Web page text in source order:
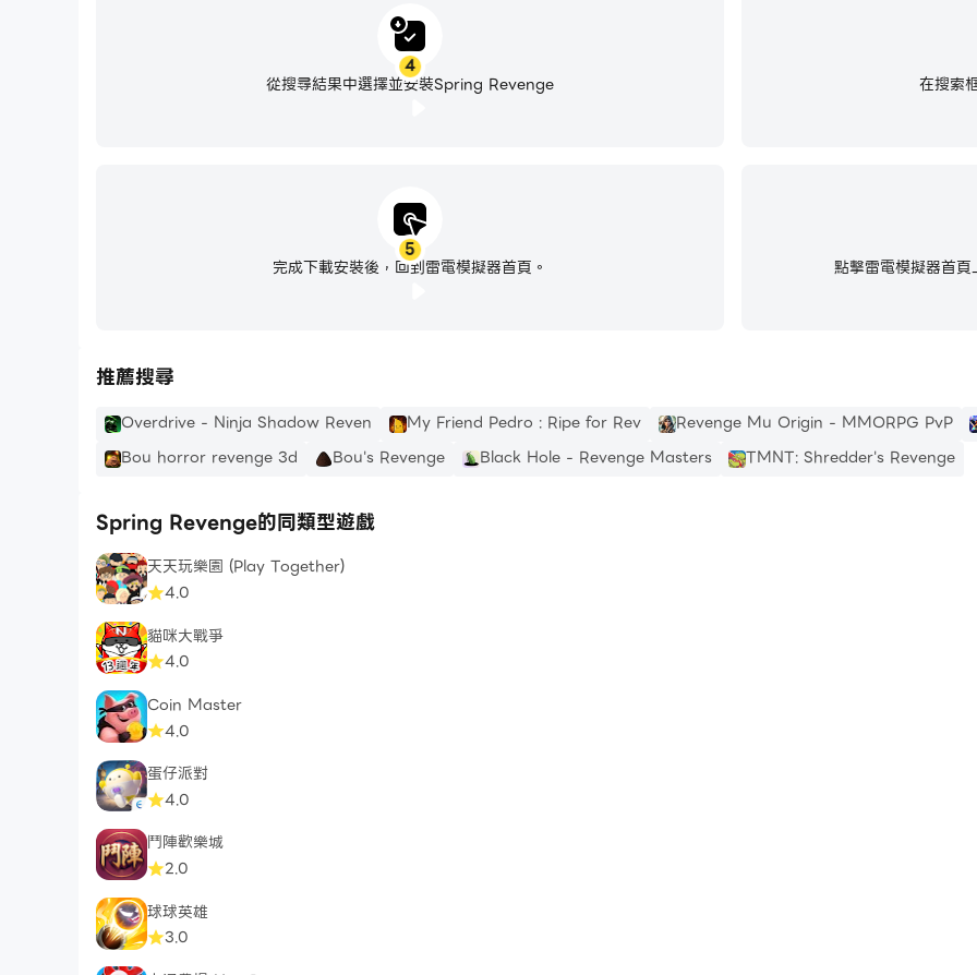
在搜索
4
從搜尋結果中選擇並安裝Spring Revenge
5
完成下載安裝後，回到雷電模擬器首頁。 點擊雷電模擬器首
推薦搜尋
Overdrive - Ninja Shadow Reven My Friend Pedro : Ripe for Rev
Revenge Mu Origin - MMORPG PvP
Bou horror revenge 3d
Bou's Revenge Black Hole - Revenge Masters TMNT: Shredder's Revenge
Spring Revenge的同類型遊戲
天天玩樂園 (Play Together)
4.0
貓咪大戰爭
4.0
Coin Master
4.0
蛋仔派對
4.0
鬥陣歡樂城
2.0
球球英雄
3.0